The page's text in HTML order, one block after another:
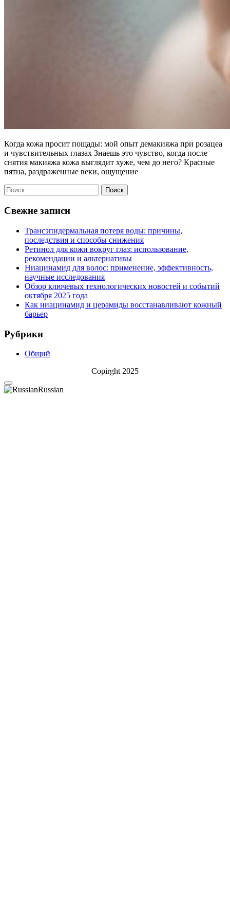
Когда кожа просит пощады: мой опыт демакияжа при розацеа
и чувствительных глазах Знаешь это чувство, когда после
снятия макияжа кожа выглядит хуже, чем до него? Красные
пятна, раздраженные веки, ощущение
Поиск
Свежие записи
Трансэпидермальная потеря воды: причины,
последствия и способы снижения
Ретинол для кожи вокруг глаз: использование,
рекомендации и альтернативы
Ниацинамид для волос: применение, эффективность,
научные исследования
Обзор ключевых технологических новостей и событий
октября 2025 года
Как ниацинамид и церамиды восстанавливают кожный
барьер
Рубрики
Общий
Copirght 2025
Russian